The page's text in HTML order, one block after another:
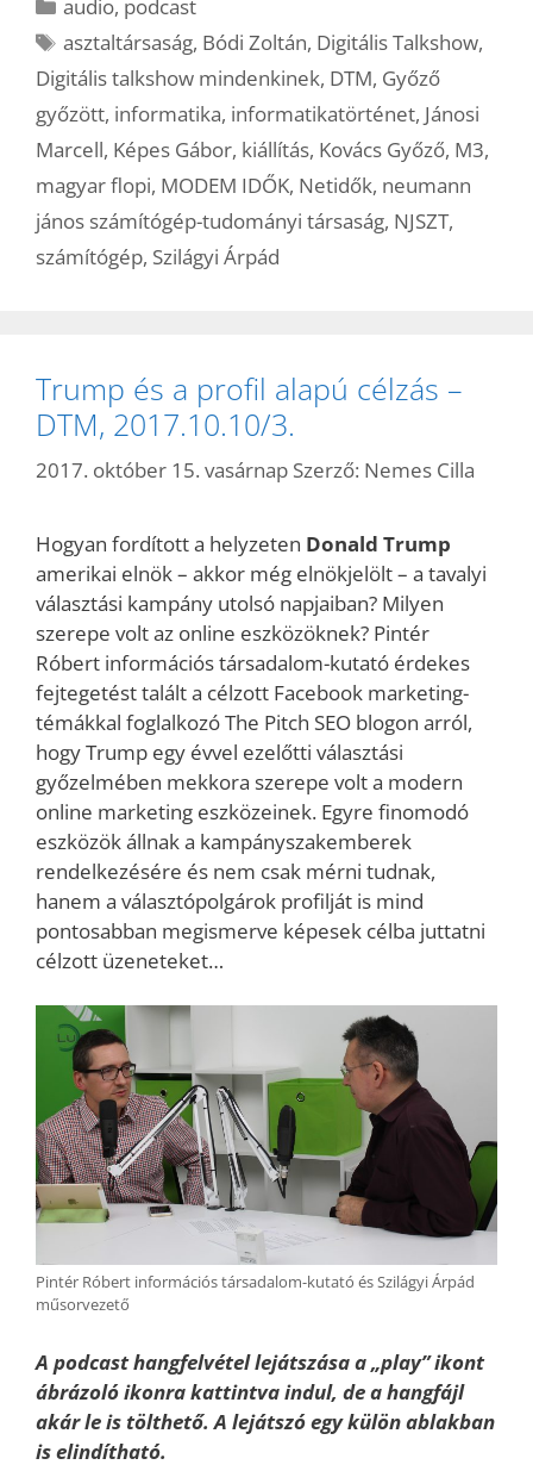
audio, podcast
Címkék
asztaltársaság, Bódi Zoltán, Digitális Talkshow,
Digitális talkshow mindenkinek, DTM, Győző
győzött, informatika, informatikatörténet, Jánosi
Marcell, Képes Gábor, kiállítás, Kovács Győző, M3,
magyar flopi, MODEM IDŐK, Netidők, neumann
jános számítógép-tudományi társaság, NJSZT,
számítógép, Szilágyi Árpád
Trump és a profil alapú célzás –
DTM, 2017.10.10/3.
2017. október 15. vasárnap Szerző: Nemes Cilla
Hogyan fordított a helyzeten Donald Trump
amerikai elnök – akkor még elnökjelölt – a tavalyi
választási kampány utolsó napjaiban? Milyen
szerepe volt az online eszközöknek? Pintér
Róbert információs társadalom-kutató érdekes
fejtegetést talált a célzott Facebook marketing-
témákkal foglalkozó The Pitch SEO blogon arról,
hogy Trump egy évvel ezelőtti választási
győzelmében mekkora szerepe volt a modern
online marketing eszközeinek. Egyre finomodó
eszközök állnak a kampányszakemberek
rendelkezésére és nem csak mérni tudnak,
hanem a választópolgárok profilját is mind
pontosabban megismerve képesek célba juttatni
célzott üzeneteket…
Pintér Róbert információs társadalom-kutató és Szilágyi Árpád
műsorvezető
A podcast hangfelvétel lejátszása a „play” ikont
ábrázoló ikonra kattintva indul, de a hangfájl
akár le is tölthető. A lejátszó egy külön ablakban
is elindítható.